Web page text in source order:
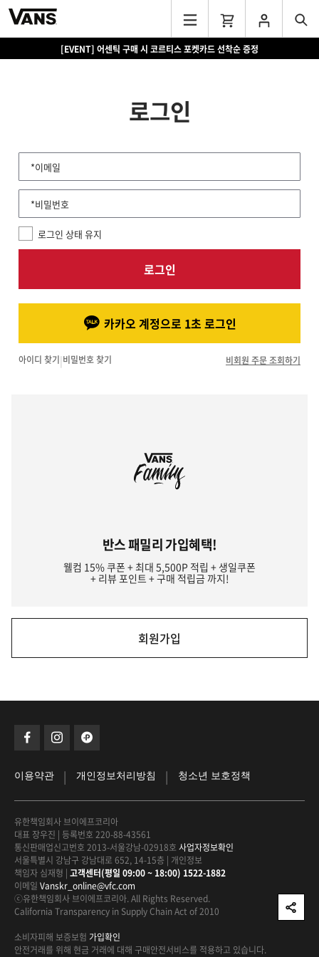
[EVENT] 어센틱 구매 시 코르티스 포켓카드 선착순 증정
로그인
*이메일
*비밀번호
로그인 상태 유지
로그인
카카오 계정으로 1초 로그인
아이디 찾기|비밀번호 찾기 비회원 주문 조회하기
반스 패밀리 가입혜택!
웰컴 15% 쿠폰 + 최대 5,500P 적립 + 생일쿠폰
+ 리뷰 포인트 + 구매 적립금 까지!
회원가입
이용약관 | 개인정보처리방침 | 청소년 보호정책
유한책임회사 브이에프코리아
대표 장우진 | 등록번호 220-88-43561
통신판매업신고번호 2013-서울강남-02918호 사업자정보확인
서울특별시 강남구 강남대로 652, 14-15층 | 개인정보
책임자 심재형 | 고객센터(평일 09:00 ~ 18:00) 1522-1882
이메일 Vanskr_online@vfc.com
ⓒ유한책임회사 브이에프코리아. All Rights Reserved.
California Transparency in Supply Chain Act of 2010
소비자피해 보증보험 가입확인
안전거래를 위해 현금 거래에 대해 구매안전서비스를 적용하고 있습니다.